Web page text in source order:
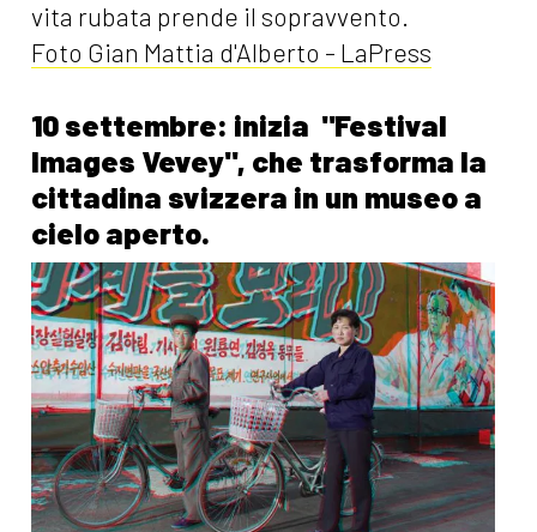
vita rubata prende il sopravvento.
Foto Gian Mattia d'Alberto - LaPress
10 settembre: inizia "Festival
Images Vevey", che trasforma la
cittadina svizzera in un museo a
cielo aperto.